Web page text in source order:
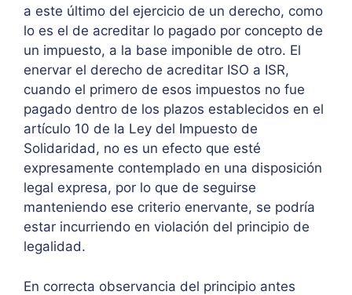
a este último del ejercicio de un derecho, como
lo es el de acreditar lo pagado por concepto de
un impuesto, a la base imponible de otro. El
enervar el derecho de acreditar ISO a ISR,
cuando el primero de esos impuestos no fue
pagado dentro de los plazos establecidos en el
artículo 10 de la Ley del Impuesto de
Solidaridad, no es un efecto que esté
expresamente contemplado en una disposición
legal expresa, por lo que de seguirse
manteniendo ese criterio enervante, se podría
estar incurriendo en violación del principio de
legalidad.
En correcta observancia del principio antes